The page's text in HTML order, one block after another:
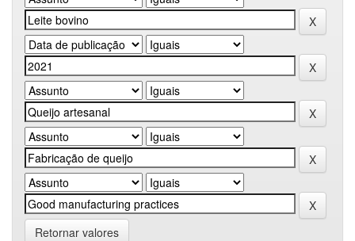
Retornar valores